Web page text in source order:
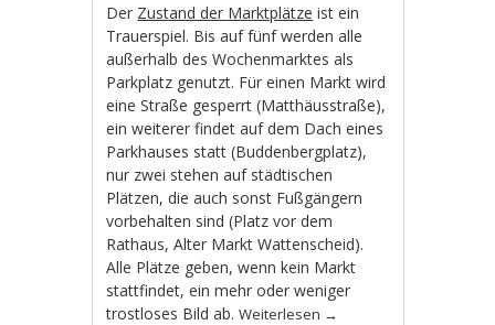
Der Zustand der Marktplätze ist ein
Trauerspiel. Bis auf fünf werden alle
außerhalb des Wochenmarktes als
Parkplatz genutzt. Für einen Markt wird
eine Straße gesperrt (Matthäusstraße),
ein weiterer findet auf dem Dach eines
Parkhauses statt (Buddenbergplatz),
nur zwei stehen auf städtischen
Plätzen, die auch sonst Fußgängern
vorbehalten sind (Platz vor dem
Rathaus, Alter Markt Wattenscheid).
Alle Plätze geben, wenn kein Markt
stattfindet, ein mehr oder weniger
trostloses Bild ab.Weiterlesen →